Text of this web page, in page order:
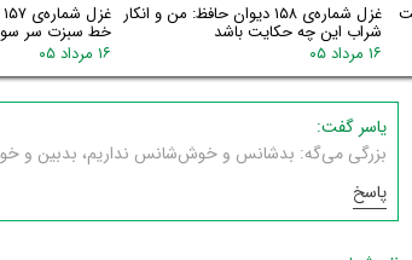
غزل شماره‌ی ۱۵۸ دیوان حافظ: من و انکار
شراب این چه حکایت باشد
۱۶ مرداد ۰۵
خط سبزت سر
۱۶ مرداد ۰۵
یاسر گفت:
بزرگی می‌گه: بدشانس و خوش‌شانس نداریم، بدبین و
پاسخ